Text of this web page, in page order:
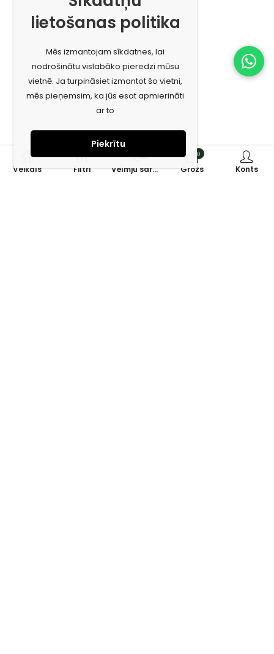
Veikals Filtri Vēlmju saraksts
0
Grozs Konts
lietošanas politika
Mēs izmantojam sīkdatnes, lai
nodrošinātu vislabāko pieredzi mūsu
vietnē. Ja turpināsiet izmantot šo vietni,
mēs pieņemsim, ka jūs esat apmierināti
ar to
Piekrītu